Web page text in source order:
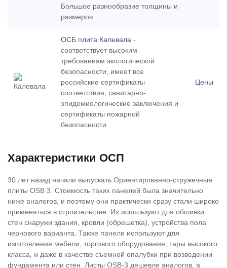
Большое разнообразие толщины и
размеров.
ОСБ плита Калевала -
соответствует высоким
требованиям экологической
безопасности, имеет все
российские сертификаты
соответствия, санитарно-
эпидемиологические заключения и
сертификаты пожарной
безопасности.
Цены
Характеристики ОСП
30 лет назад начали выпускать Ориентированно-стружечные
плиты OSB 3. Стоимость таких панелей была значительно
ниже аналогов, и поэтому они практически сразу стали широко
применяться в строительстве. Их используют для обшивки
стен снаружи здания, кровли (обрешетка), устройства пола
чернового варианта. Также панели используют для
изготовления мебели, торгового оборудования, тары высокого
класса, и даже в качестве съемной опалубки при возведении
фундамента или стен. Листы OSB-3 дешевле аналогов, а